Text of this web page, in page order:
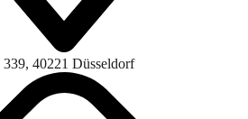
40221 Düsseldorf